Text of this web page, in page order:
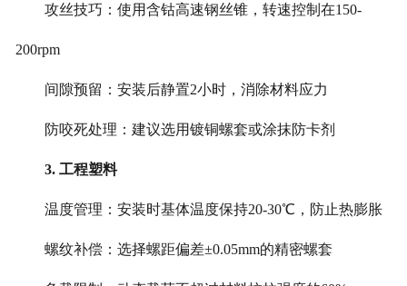
攻丝技巧：使用含钴高速钢丝锥，转速控制在150-
200rpm
间隙预留：安装后静置2小时，消除材料应力
防咬死处理：建议选用镀铜螺套或涂抹防卡剂
3. 工程塑料
温度管理：安装时基体温度保持20-30℃，防止热膨胀
螺纹补偿：选择螺距偏差±0.05mm的精密螺套